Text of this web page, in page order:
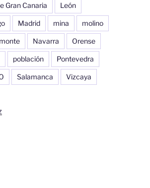
Gran Canaria León
Madrid mina molino
monte Navarra Orense
población Pontevedra
Salamanca Vizcaya